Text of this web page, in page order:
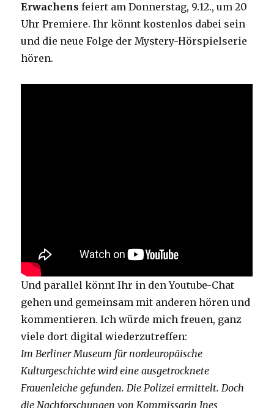
Erwachens feiert am Donnerstag, 9.12., um 20
Uhr Premiere. Ihr könnt kostenlos dabei sein
und die neue Folge der Mystery-Hörspielserie
hören.
Und parallel könnt Ihr in den Youtube-Chat
gehen und gemeinsam mit anderen hören und
kommentieren. Ich würde mich freuen, ganz
viele dort digital wiederzutreffen:
Im Berliner Museum für nordeuropäische
Kulturgeschichte wird eine ausgetrocknete
Frauenleiche gefunden. Die Polizei ermittelt. Doch
die Nachforschungen von Kommissarin Ines